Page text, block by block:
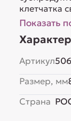
клетчатка
%
DL-
Показать
Артикул
Размер, мм
Страна